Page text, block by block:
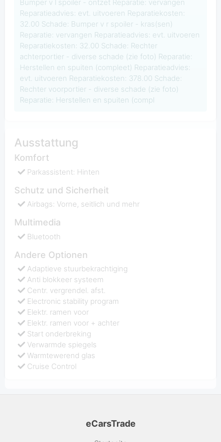
Bumper v l spoiler - ontzet Reparatie: vervangen
Reparatieadvies: evt. uitvoeren Reparatiekosten:
32.00 Schade: Bumper v r spoiler - kras(sen)
Reparatie: vervangen Reparatieadvies: evt. uitvoeren
Reparatiekosten: 32.00 Schade: Rechter
achterportier - diverse schade (zie foto) Reparatie:
Herstellen en spuiten (compleet) Reparatieadvies:
evt. uitvoeren Reparatiekosten: 378.00 Schade:
Rechter voorportier - diverse schade (zie foto)
Reparatie: Herstellen en spuiten (compl
Ausstattung
Komfort
Parkassistent: Hinten
Schutz und Sicherheit
Airbags: Vorne, seitlich und mehr
Multimedia
Bluetooth
Andere Optionen
Adaptieve stuurbekrachtiging
Anti blokkeer systeem
Centr. vergrendel. afst.
Electronic stability program
Elektr. ramen voor
Elektr. ramen voor + achter
Start onderbreking
Verwarmde spiegels
Warmtewerend glas
Cruise Control
eCarsTrade